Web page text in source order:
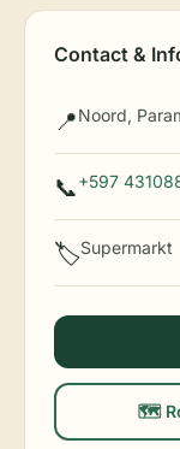
Contact &
📍Noord,
📞+597
🏷️Supermarkt
🗺️